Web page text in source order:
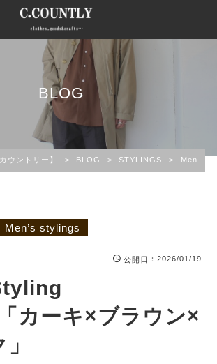
BLOG
ウントリー】 > BLOG > STYLINGS > Men’s
Men’s stylings
公開日 ：2026/01/19
カーキ×ブラウン×